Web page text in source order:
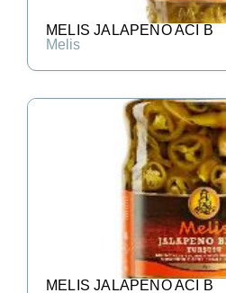
MELIS JALAPENO ACI B
Melis
MELIS JALAPENO ACI B